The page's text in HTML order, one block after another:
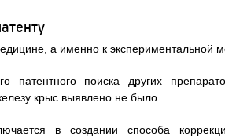
а именно к экспериментальной
патентного поиска других
крыс выявлено не было.
в создании способа